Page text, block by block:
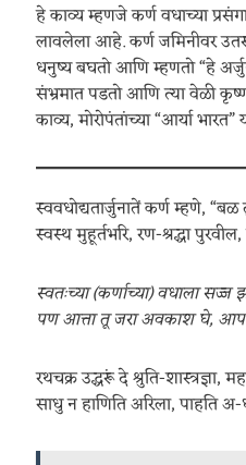
हे काव्य म्हणजे कर्ण वधाच्या
लावलेला आहे. कर्ण जमिनीवर
धनुष्य बघतो आणि म्हणतो “हे
संभ्रमात पडतो आणि त्या वेळी
काव्य, मोरोपंतांच्या “आर्या
स्ववधोद्यतार्जुनातें कर्ण म्हणे,
स्वस्थ मुहूर्तभरि, रण-श्रद्धा
स्वतःच्या (कर्णाच्या) वधाला
पण आत्ता तू जरा अवकाश घे,
रथचक्र उद्धरूं दे श्रुति-शास्त्रज्ञा,
साधु न हाणिति अरिला, पाहति